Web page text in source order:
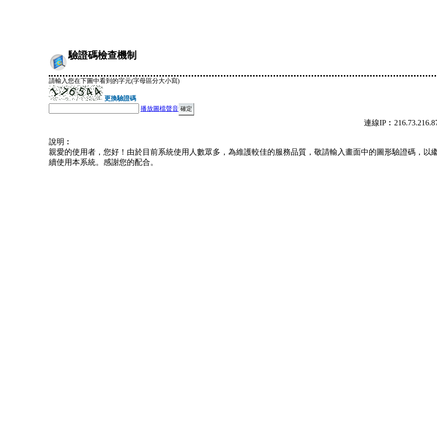
驗證碼檢查機制
請輸入您在下圖中看到的字元(字母區分大小寫)
更換驗證碼
播放圖檔聲音
連線
說明︰
親愛的使用者，您好！由於目前系統使用人數眾多，為維護較佳的服務品質，敬請輸入畫面中的圖形驗證碼，以
續使用本系統。感謝您的配合。